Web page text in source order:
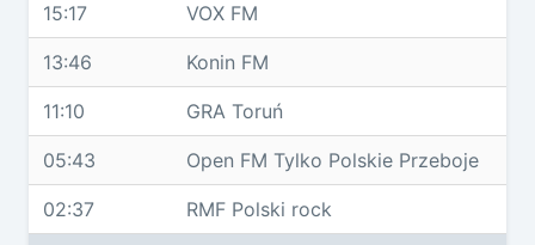
15:17 VOX FM
13:46 Konin FM
11:10 GRA Toruń
05:43 Open FM Tylko Polskie Przeboje
02:37 RMF Polski rock